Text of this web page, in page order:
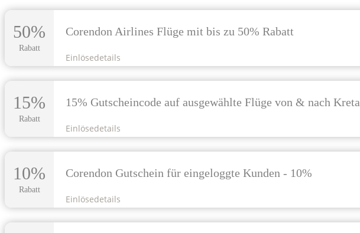
50%
Rabatt
Corendon Airlines Flüge mit bis zu 50% Rabatt
Einlösedetails
15%
Rabatt
15% Gutscheincode auf ausgewählte Flüge von & nach Kreta
Einlösedetails
10%
Rabatt
Corendon Gutschein für eingeloggte Kunden - 10%
Einlösedetails